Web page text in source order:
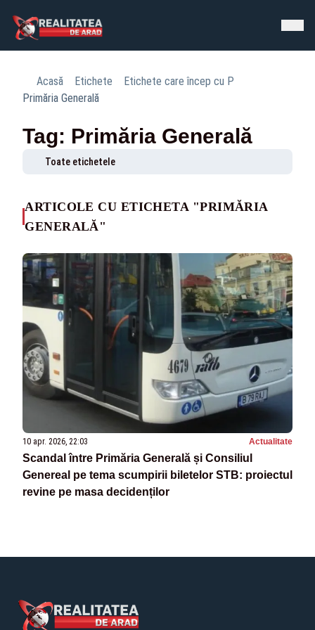
Acasă Etichete
Etichete care încep cu P
Primăria Generală
Tag: Primăria Generală
Toate etichetele
ARTICOLE CU ETICHETA "PRIMĂRIA
GENERALĂ"
10 apr. 2026, 22:03 Actualitate
Scandal între Primăria Generală și Consiliul
Genereal pe tema scumpirii biletelor STB: proiectul
revine pe masa decidenților